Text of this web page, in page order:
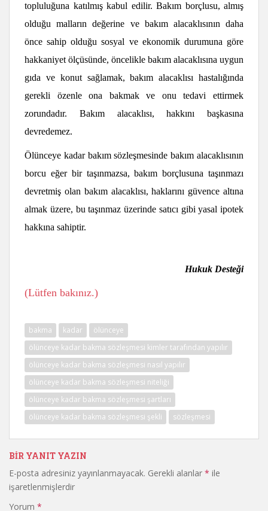
topluluğuna katılmış kabul edilir. Bakım borçlusu, almış
olduğu malların değerine ve bakım alacaklısının daha
önce sahip olduğu sosyal ve ekonomik durumuna göre
hakkaniyet ölçüsünde, öncelikle bakım alacaklısına uygun
gıda ve konut sağlamak, bakım alacaklısı hastalığında
gerekli özenle ona bakmak ve onu tedavi ettirmek
zorundadır. Bakım alacaklısı, hakkını başkasına
devredemez.
Ölünceye kadar bakım sözleşmesinde bakım alacaklısının
borcu eğer bir taşınmazsa, bakım borçlusuna taşınmazı
devretmiş olan bakım alacaklısı, haklarını güvence altına
almak üzere, bu taşınmaz üzerinde satıcı gibi yasal ipotek
hakkına sahiptir.
Hukuk Desteği
(Lütfen bakınız.)
bakma kadar
ölünceye
ölünceye kadar bakma sözleşmesi kimler tarafından yapılır
ölünceye kadar bakma sözleşmesi nasıl yapılır
ölünceye kadar bakma sözleşmesi niteliği
ölünceye kadar bakma sözleşmesi şartları
ölünceye kadar bakma sözleşmesi şekli
sözleşmesi
BIR YANIT YAZIN
E-posta adresiniz yayınlanmayacak. Gerekli alanlar * ile
işaretlenmişlerdir
Yorum *